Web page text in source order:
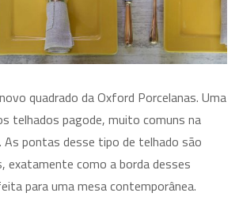
quadrado da Oxford Porcelanas. Uma
telhados pagode, muito comuns na
pontas desse tipo de telhado são
exatamente como a borda desses
para uma mesa contemporânea.